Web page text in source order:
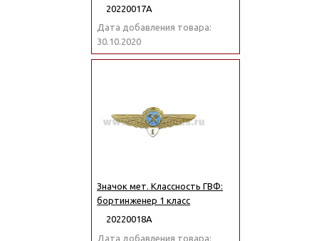
20220017А
Дата добавления товара:
30.10.2020
Значок мет. Классность ГВФ:
бортинженер 1 класс
20220018А
Дата добавления товара: